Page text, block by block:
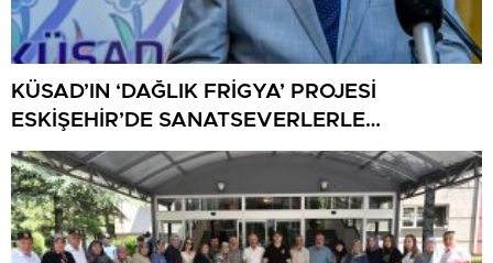
KÜSAD’IN ‘DAĞLIK FRİGYA’ PROJESİ
ESKİŞEHİR’DE SANATSEVERLERLE
BULUŞUYOR